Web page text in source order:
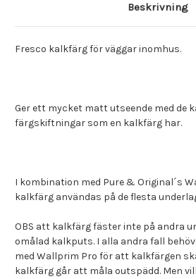
Beskrivning
Fresco kalkfärg för väggar inomhus.
Ger ett mycket matt utseende med de
färgskiftningar som en kalkfärg har.
I kombination med Pure & Original´s
kalkfärg användas på de flesta
OBS att kalkfärg fäster inte på andra
omålad kalkputs. I alla andra fall
med Wallprim Pro för att kalkfärgen
kalkfärg går att måla outspädd. Men